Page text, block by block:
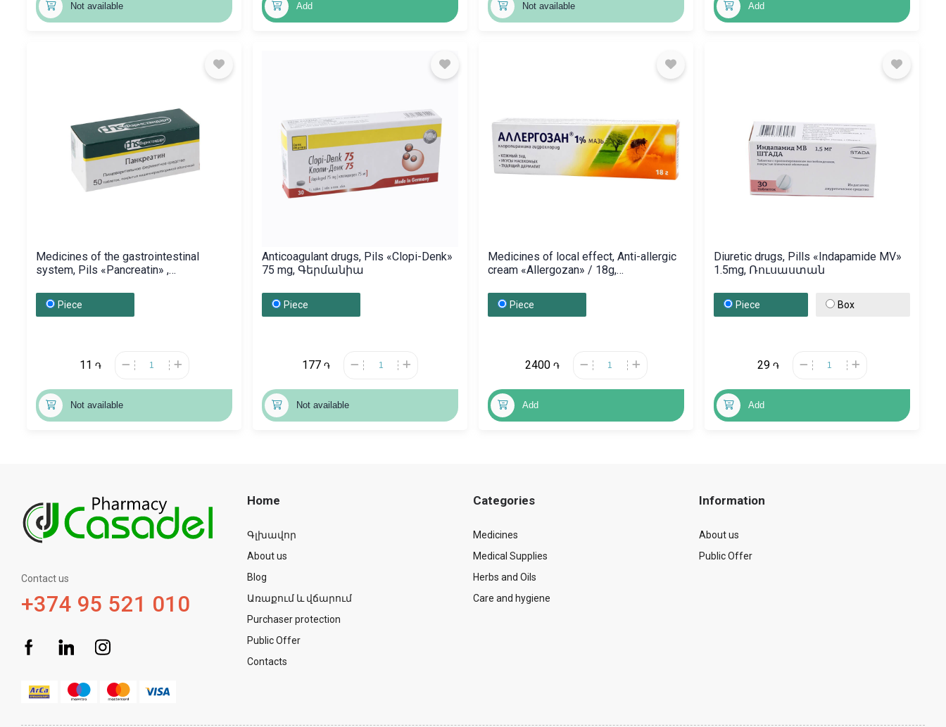
Not available Add Not available Add
Medicines of the gastrointestinal
system, Pils «Pancreatin» ,
Piece
11 ֏
Not available
Anticoagulant drugs, Pils «Clopi-Denk»
75 mg, Գերմանիա
Piece
177 ֏
Not available
Medicines of local effect, Anti-allergic
cream «Allergozan» / 18g,
Piece
2400 ֏
Add
Diuretic drugs, Pills «Indapamide MV»
1.5mg, Ռուսաստան
Piece Box
29 ֏
Add
Contact us
+374 95 521 010
Home
Գլխավոր
About us
Blog
Առաքում և վճարում
Purchaser protection
Public Offer
Contacts
Categories
Medicines
Medical Supplies
Herbs and Oils
Care and hygiene
Information
About us
Public Offer